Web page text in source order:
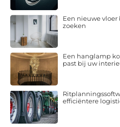
Een nieuwe
zoeken
Een hanglamp
past bij uw
efficiëntere